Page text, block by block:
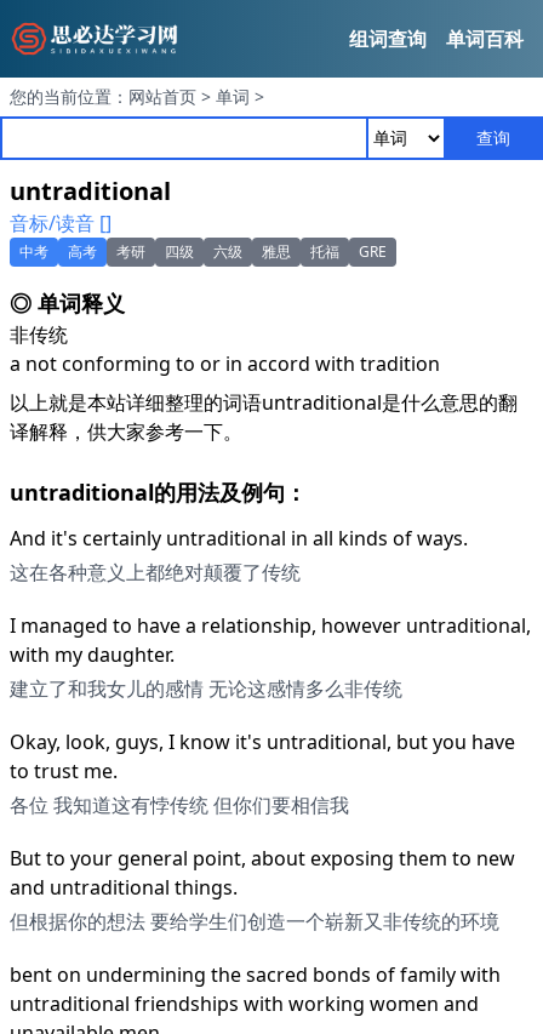
组词查询 单词百科
您的当前位置： 网站首页 > 单词 >
查询
untraditional
音标/读音 []
中考 高考 考研 四级 六级 雅思 托福 GRE
◎ 单词释义
非传统
a not conforming to or in accord with tradition
以上就是本站详细整理的词语untraditional是什么意思的翻
译解释，供大家参考一下。
untraditional的用法及例句：
And it's certainly untraditional in all kinds of ways.
这在各种意义上都绝对颠覆了传统
I managed to have a relationship, however untraditional,
with my daughter.
建立了和我女儿的感情 无论这感情多么非传统
Okay, look, guys, I know it's untraditional, but you have
to trust me.
各位 我知道这有悖传统 但你们要相信我
But to your general point, about exposing them to new
and untraditional things.
但根据你的想法 要给学生们创造一个崭新又非传统的环境
bent on undermining the sacred bonds of family with
untraditional friendships with working women and